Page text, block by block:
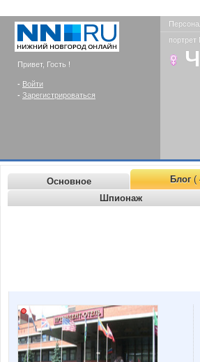
Привет, Гость !
- Войти
- Зарегистрироваться
портрет
Основное Блог(
Шпионаж